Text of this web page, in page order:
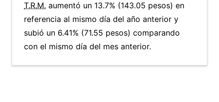
T.R.M. aumentó un 13.7% (143.05 pesos) en
referencia al mismo día del año anterior y
subió un 6.41% (71.55 pesos) comparando
con el mismo día del mes anterior.